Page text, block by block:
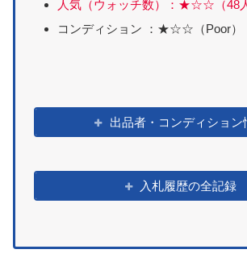
人気（ウォッチ数）：★☆☆（48人
コンディション ：★☆☆（Poor）
出品者・コンディション
入札履歴の全記録